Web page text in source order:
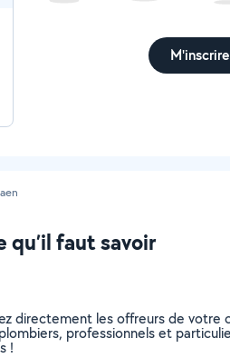
M'inscrire
qu’il faut savoir
directement les offreurs de
professionnels et
!